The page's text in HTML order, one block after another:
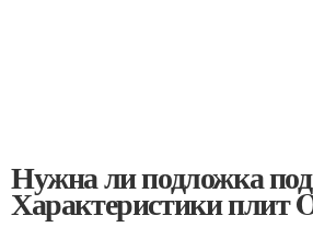
Нужна ли подложка
Характеристики плит